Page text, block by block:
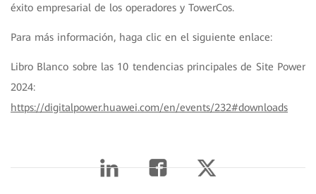
éxito empresarial de los operadores y TowerCos.
Para más información, haga clic en el siguiente enlace:
Libro Blanco sobre las 10 tendencias principales de Site Power
2024:
https://digitalpower.huawei.com/en/events/232#downloads